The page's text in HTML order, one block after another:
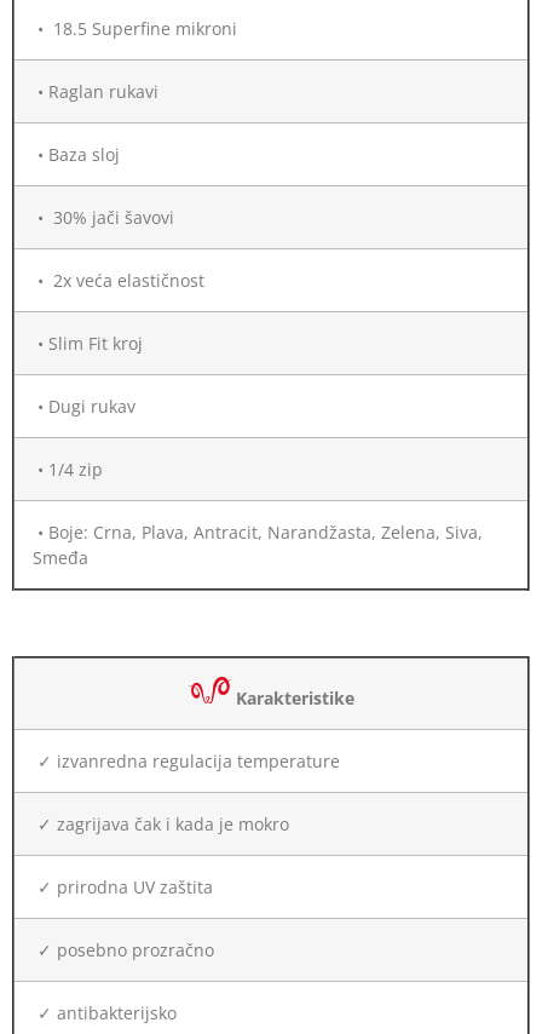
• 18.5 Superfine mikroni
• Raglan rukavi
• Baza sloj
• 30% jači šavovi
• 2x veća elastičnost
• Slim Fit kroj
• Dugi rukav
• 1/4 zip
• Boje: Crna, Plava, Antracit, Narandžasta, Zelena, Siva,
Smeđa
Karakteristike
✓ izvanredna regulacija temperature
✓ zagrijava čak i kada je mokro
✓ prirodna UV zaštita
✓ posebno prozračno
✓ antibakterijsko